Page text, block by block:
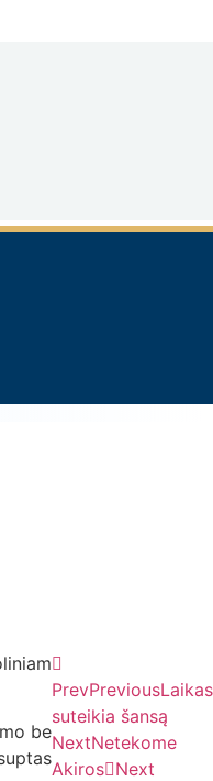
be
PrevPreviousLaikas
suteikia šansą
NextNetekome
Akiros Next